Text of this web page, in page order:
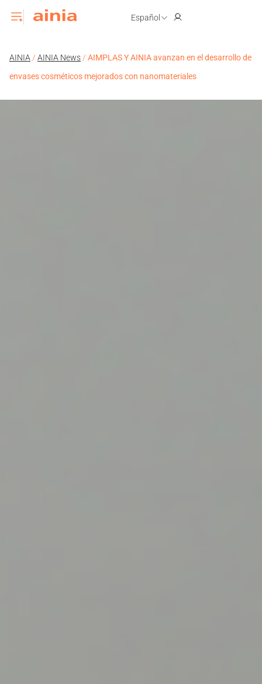
Español
AINIA / AINIA News / AIMPLAS Y AINIA avanzan en el desarrollo de
envases cosméticos mejorados con nanomateriales